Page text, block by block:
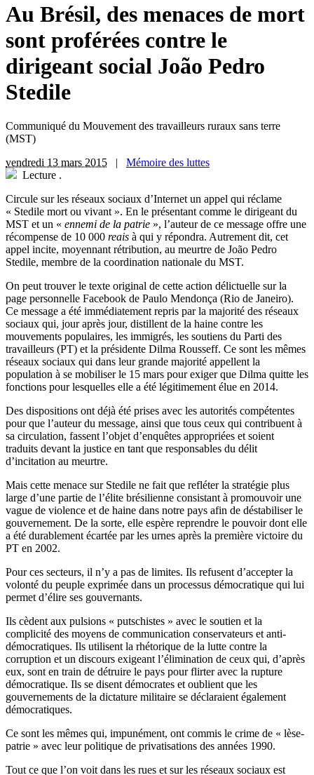
Au Brésil, des menaces de mort
sont proférées contre le
dirigeant social João Pedro
Stedile
Communiqué du Mouvement des travailleurs ruraux sans terre
(MST)
vendredi 13 mars 2015 | Mémoire des luttes
Lecture .
Circule sur les réseaux sociaux d’Internet un appel qui réclame
« Stedile mort ou vivant ». En le présentant comme le dirigeant du
MST et un « ennemi de la patrie », l’auteur de ce message offre une
récompense de 10 000 reais à qui y répondra. Autrement dit, cet
appel incite, moyennant rétribution, au meurtre de João Pedro
Stedile, membre de la coordination nationale du MST.
On peut trouver le texte original de cette action délictuelle sur la
page personnelle Facebook de Paulo Mendonça (Rio de Janeiro).
Ce message a été immédiatement repris par la majorité des réseaux
sociaux qui, jour après jour, distillent de la haine contre les
mouvements populaires, les immigrés, les soutiens du Parti des
travailleurs (PT) et la présidente Dilma Rousseff. Ce sont les mêmes
réseaux sociaux qui dans leur grande majorité appellent la
population à se mobiliser le 15 mars pour exiger que Dilma quitte les
fonctions pour lesquelles elle a été légitimement élue en 2014.
Des dispositions ont déjà été prises avec les autorités compétentes
pour que l’auteur du message, ainsi que tous ceux qui contribuent à
sa circulation, fassent l’objet d’enquêtes appropriées et soient
traduits devant la justice en tant que responsables du délit
d’incitation au meurtre.
Mais cette menace sur Stedile ne fait que refléter la stratégie plus
large d’une partie de l’élite brésilienne consistant à promouvoir une
vague de violence et de haine dans notre pays afin de déstabiliser le
gouvernement. De la sorte, elle espère reprendre le pouvoir dont elle
a été durablement écartée par les urnes après la première victoire du
PT en 2002.
Pour ces secteurs, il n’y a pas de limites. Ils refusent d’accepter la
volonté du peuple exprimée dans un processus démocratique qui lui
permet d’élire ses gouvernants.
Ils cèdent aux pulsions « putschistes » avec le soutien et la
complicité des moyens de communication conservateurs et anti-
démocratiques. Ils utilisent la rhétorique de la lutte contre la
corruption et un discours exigeant l’élimination de ceux qui, d’après
eux, sont en train de détruire le pays pour flirter avec la rupture
démocratique. Ils se disent démocrates et oublient que les
gouvernements de la dictature militaire se déclaraient également
démocratiques.
Ce sont les mêmes qui, impunément, ont commis le crime de « lèse-
patrie » avec leur politique de privatisations des années 1990.
Tout ce que l’on voit dans les rues et sur les réseaux sociaux est